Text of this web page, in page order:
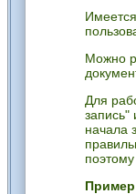
Можно
Для
запись"
начала
Пример